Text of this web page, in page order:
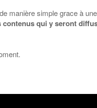
manière simple grace à
contenus qui y seront